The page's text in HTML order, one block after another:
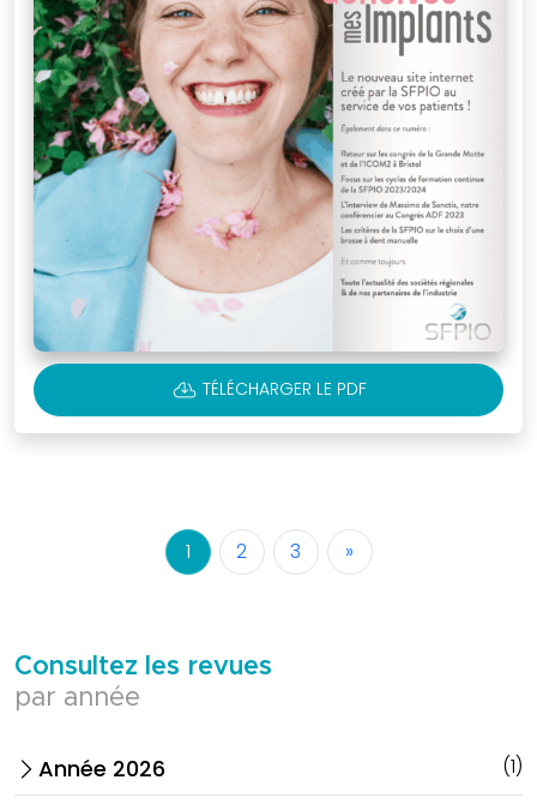
CLOUD_DOWNLOAD TÉLÉCHARGER LE PDF
1 2 3 »
Consultez les revues
par année
arrow_forward_ios Année 2026 (1)